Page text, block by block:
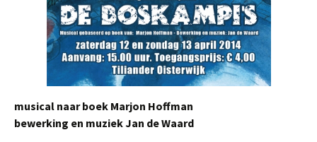
musical naar boek Marjon Hoffman
bewerking en muziek Jan de Waard